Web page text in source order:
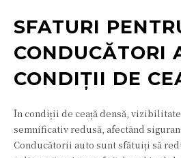
SFATURI
CONDUCĂTORI
CONDIȚII DE
În condiții de ceață densă,
semnificativ redusă, afectând
Conducătorii auto sunt sfătuiți să